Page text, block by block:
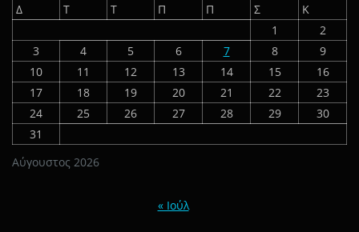
Αύγουστος 2026
Δ Τ Τ Π Π Σ
Κ
1
2
3
4 5 6 7 8
9
10
11 12 13 14 15
16
17
18 19 20 21 22
23
24
25 26 27 28 29
30
31
« Ιούλ